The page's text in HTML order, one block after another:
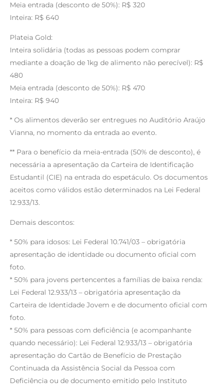
Meia entrada (desconto de 50%): R$ 320
Inteira: R$ 640
Plateia Gold:
Inteira solidária (todas as pessoas podem comprar
mediante a doação de 1kg de alimento não perecível): R$
480
Meia entrada (desconto de 50%): R$ 470
Inteira: R$ 940
* Os alimentos deverão ser entregues no Auditório Araújo
Vianna, no momento da entrada ao evento.
** Para o benefício da meia-entrada (50% de desconto), é
necessária a apresentação da Carteira de Identificação
Estudantil (CIE) na entrada do espetáculo. Os documentos
aceitos como válidos estão determinados na Lei Federal
12.933/13.
Demais descontos:
* 50% para idosos: Lei Federal 10.741/03 – obrigatória
apresentação de identidade ou documento oficial com
foto.
* 50% para jovens pertencentes a famílias de baixa renda:
Lei Federal 12.933/13 – obrigatória apresentação da
Carteira de Identidade Jovem e de documento oficial com
foto.
* 50% para pessoas com deficiência (e acompanhante
quando necessário): Lei Federal 12.933/13 – obrigatória
apresentação do Cartão de Benefício de Prestação
Continuada da Assistência Social da Pessoa com
Deficiência ou de documento emitido pelo Instituto